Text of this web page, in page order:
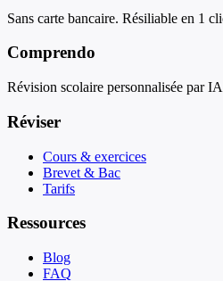
Sans carte bancaire. Résiliable en 1
Comprendo
Révision scolaire personnalisée par
Réviser
Cours & exercices
Brevet & Bac
Tarifs
Ressources
Blog
FAQ